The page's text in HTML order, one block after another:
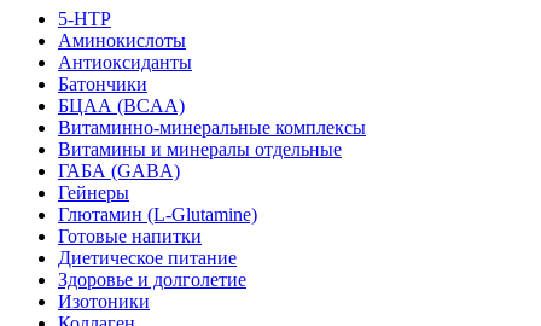
5-HTP
Аминокислоты
Антиоксиданты
Батончики
БЦАА (BCAA)
Витаминно-минеральные комплексы
Витамины и минералы отдельные
ГАБА (GABA)
Гейнеры
Глютамин (L-Glutamine)
Готовые напитки
Диетическое питание
Здоровье и долголетие
Изотоники